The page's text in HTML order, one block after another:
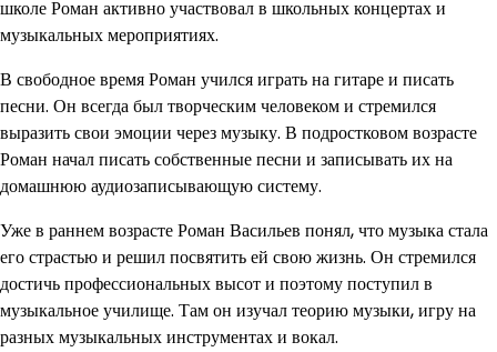
школе Роман активно участвовал в школьных концертах и
музыкальных мероприятиях.
В свободное время Роман учился играть на гитаре и писать
песни. Он всегда был творческим человеком и стремился
выразить свои эмоции через музыку. В подростковом возрасте
Роман начал писать собственные песни и записывать их на
домашнюю аудиозаписывающую систему.
Уже в раннем возрасте Роман Васильев понял, что музыка стала
его страстью и решил посвятить ей свою жизнь. Он стремился
достичь профессиональных высот и поэтому поступил в
музыкальное училище. Там он изучал теорию музыки, игру на
разных музыкальных инструментах и вокал.